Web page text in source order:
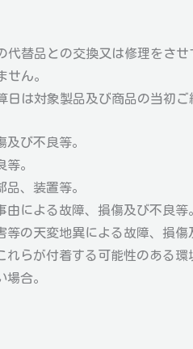
替品との交換又は修理をさせ
ん。
は対象製品及び商品の当初ご
び不良等。
。
、装置等。
による故障、損傷及び不良等。
の天変地異による故障、損傷
らが付着する可能性のある
合。